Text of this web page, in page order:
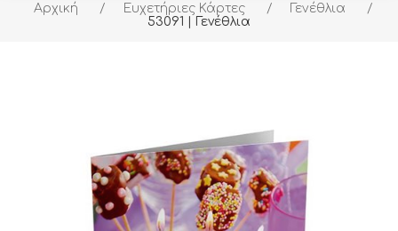
Αρχική / Ευχετήριες Κάρτες / Γενέθλια
/
53091 | Γενέθλια